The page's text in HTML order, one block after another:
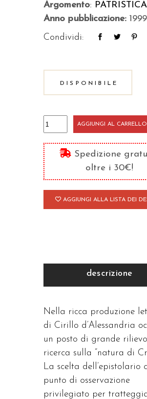
Argomento: PATRISTICA
Anno pubblicazione: 1999
Condividi:
DISPONIBILE
Epistole
cristologiche
quantità
AGGIUNGI AL CARRELLO
Spedizione
oltre i 30€!
AGGIUNGI ALLA LISTA DEI
descrizione
Nella ricca produzione
di Cirillo d’Alessandria
un posto di grande
ricerca sulla “natura di
La scelta dell’epistolario
punto di osservazione
privilegiato per